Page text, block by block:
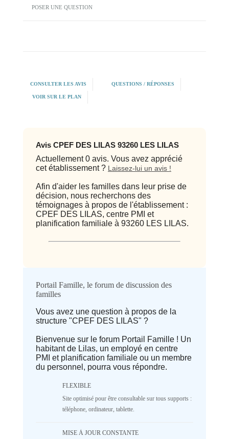
POSER UNE QUESTION
CONSULTER LES AVIS QUESTIONS / RÉPONSES
VOIR SUR LE PLAN
Avis CPEF DES LILAS 93260 LES LILAS
Actuellement 0 avis. Vous avez apprécié
cet établissement ? Laissez-lui un avis !
Afin d'aider les familles dans leur prise de
décision, nous recherchons des
témoignages à propos de l'établissement :
CPEF DES LILAS, centre PMI et
planification familiale à 93260 LES LILAS.
Avis
⭐ Qualité
Deprecated: implode(): Passing null to
parameter #1 ($separator) of type
array|string is deprecated in
1687
5 4 3
2
1
NR
Portail Famille, le forum de discussion des
familles
Vous avez une question à propos de la
structure "CPEF DES LILAS" ?
Bienvenue sur le forum Portail Famille ! Un
habitant de Lilas, un employé en centre
PMI et planification familiale ou un membre
du personnel, pourra vous répondre.
FLEXIBLE
Site optimisé pour être consultable sur tous supports :
téléphone, ordinateur, tablette.
MISE À JOUR CONSTANTE